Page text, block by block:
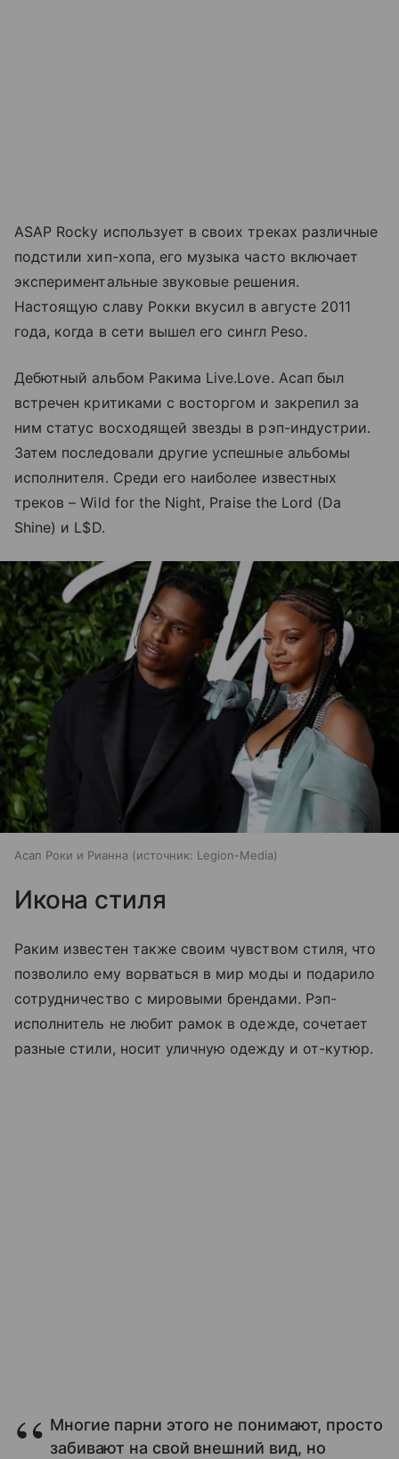
ASAP Rocky использует в своих треках различные
подстили хип-хопа, его музыка часто включает
экспериментальные звуковые решения.
Настоящую славу Рокки вкусил в августе 2011
года, когда в сети вышел его сингл Peso.
Дебютный альбом Ракима Live.Love. Асап был
встречен критиками с восторгом и закрепил за
ним статус восходящей звезды в рэп-индустрии.
Затем последовали другие успешные альбомы
исполнителя. Среди его наиболее известных
треков – Wild for the Night, Praise the Lord (Da
Shine) и L$D.
Асап Роки и Рианна источник: Legion-Media
Икона стиля
Раким известен также своим чувством стиля, что
позволило ему ворваться в мир моды и подарило
сотрудничество с мировыми брендами. Рэп-
исполнитель не любит рамок в одежде, сочетает
разные стили, носит уличную одежду и от-кутюр.
Многие парни этого не понимают, просто
забивают на свой внешний вид, но